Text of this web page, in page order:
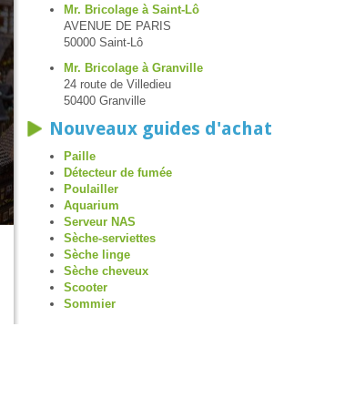
Mr. Bricolage à Saint-Lô
AVENUE DE PARIS
50000 Saint-Lô
Mr. Bricolage à Granville
24 route de Villedieu
50400 Granville
Nouveaux guides d'achat
Paille
Détecteur de fumée
Poulailler
Aquarium
Serveur NAS
Sèche-serviettes
Sèche linge
Sèche cheveux
Scooter
Sommier